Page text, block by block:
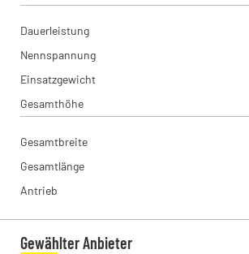
Dauerleistung
Nennspannung
Einsatzgewicht
Gesamthöhe
Gesamtbreite
Gesamtlänge
Antrieb
Gewählter Anbieter